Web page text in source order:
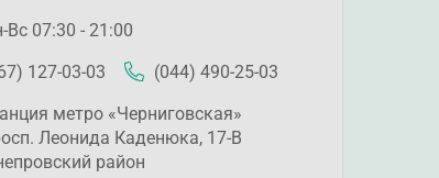
Вс 07:30 - 21:00
127-03-03
(044) 490-25-03
метро «Черниговская»
Леонида Каденюка, 17-В
район